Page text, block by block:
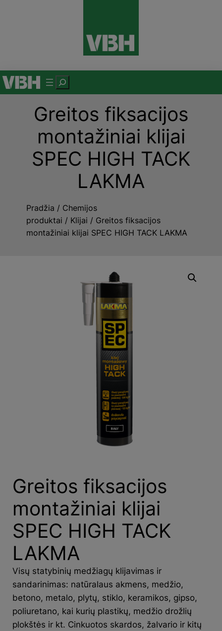
P
a
e
š
Greitos fiksacijos
montažiniai klijai
SPEC HIGH TACK
LAKMA
Pradžia / Chemijos
produktai / Klijai / Greitos fiksacijos
montažiniai klijai SPEC HIGH TACK LAKMA
Greitos fiksacijos
montažiniai klijai
SPEC HIGH TACK
LAKMA
Visų statybinių medžiagų klijavimas ir
sandarinimas: natūralaus akmens, medžio,
betono, metalo, plytų, stiklo, keramikos, gipso,
poliuretano, kai kurių plastikų, medžio drožlių
plokštės ir kt. Cinkuotos skardos, žalvario ir kitų